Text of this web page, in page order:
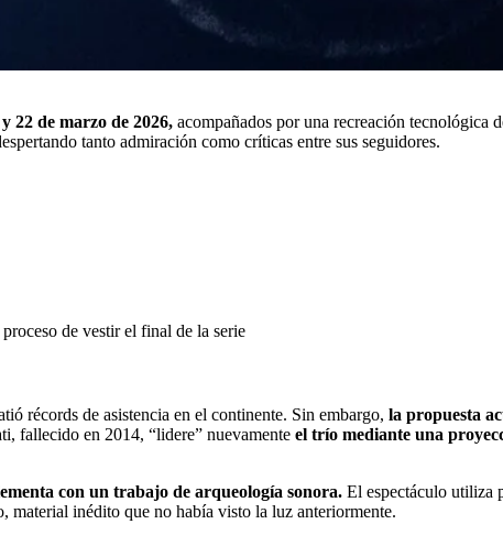
22 de marzo de 2026, acompañados por una recreación tecnológica
tanto admiración como críticas entre sus seguidores.
de vestir el final de la serie
récords de asistencia en el continente. Sin embargo, la propuesta
fallecido en 2014, “lidere” nuevamente el trío mediante una
con un trabajo de arqueología sonora. El espectáculo utiliza
material inédito que no había visto la luz anteriormente.